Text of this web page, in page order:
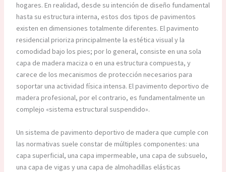
hogares. En realidad, desde su intención de diseño fundamental
hasta su estructura interna, estos dos tipos de pavimentos
existen en dimensiones totalmente diferentes. El pavimento
residencial prioriza principalmente la estética visual y la
comodidad bajo los pies; por lo general, consiste en una sola
capa de madera maciza o en una estructura compuesta, y
carece de los mecanismos de protección necesarios para
soportar una actividad física intensa. El pavimento deportivo de
madera profesional, por el contrario, es fundamentalmente un
complejo «sistema estructural suspendido».
Un sistema de pavimento deportivo de madera que cumple con
las normativas suele constar de múltiples componentes: una
capa superficial, una capa impermeable, una capa de subsuelo,
una capa de vigas y una capa de almohadillas elásticas